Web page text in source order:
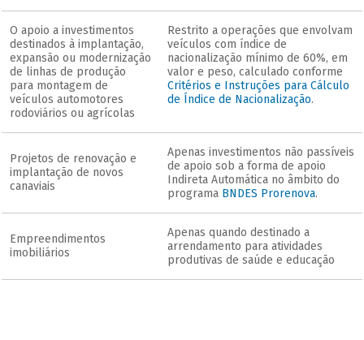
O apoio a investimentos
destinados à implantação,
expansão ou modernização
de linhas de produção
para montagem de
veículos automotores
rodoviários ou agrícolas
Restrito a operações que envolvam
veículos com índice de
nacionalização mínimo de 60%, em
valor e peso, calculado conforme
Critérios e Instruções para Cálculo
de Índice de Nacionalização.
Projetos de renovação e
implantação de novos
canaviais
Apenas investimentos não passíveis
de apoio sob a forma de apoio
Indireta Automática no âmbito do
programa BNDES Prorenova.
Empreendimentos
imobiliários
Apenas quando destinado a
arrendamento para atividades
produtivas de saúde e educação